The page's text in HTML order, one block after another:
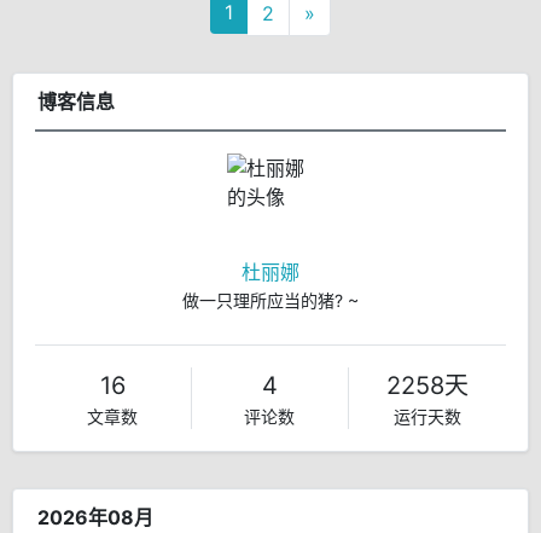
1 2 »
博客信息
杜丽娜
做一只理所应当的猪? ~
16
文章数
4
评论数
2258天
运行天数
2026年08月